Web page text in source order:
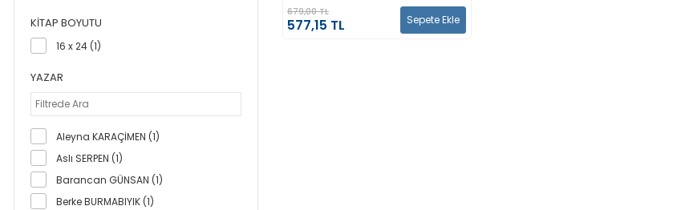
KITAP BOYUTU
16 x 24 (1)
YAZAR
Aleyna KARAÇİMEN (1)
Aslı SERPEN (1)
Barancan GÜNSAN (1)
Berke BURMABIYIK (1)
679,00 TL
577,15 TL Sepete Ekle